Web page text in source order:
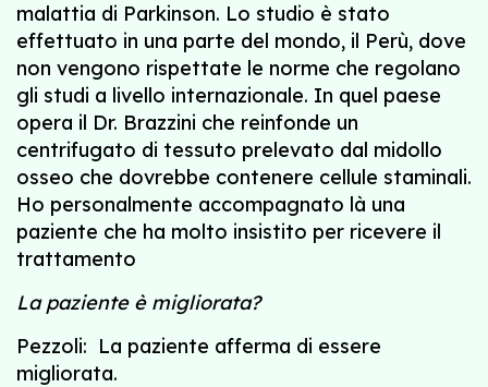
malattia di Parkinson. Lo studio è stato
effettuato in una parte del mondo, il Perù, dove
non vengono rispettate le norme che regolano
gli studi a livello internazionale. In quel paese
opera il Dr. Brazzini che reinfonde un
centrifugato di tessuto prelevato dal midollo
osseo che dovrebbe contenere cellule staminali.
Ho personalmente accompagnato là una
paziente che ha molto insistito per ricevere il
trattamento
La paziente è migliorata?
Pezzoli: La paziente afferma di essere
migliorata.